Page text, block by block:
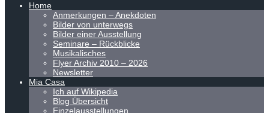
Home
Anmerkungen – Anekdoten
Bilder von unterwegs
Bilder einer Ausstellung
Seminare – Rückblicke
Musikalisches
Flyer Archiv 2010 – 2026
Newsletter
Mia Casa
Ich auf Wikipedia
Blog Übersicht
Einzelausstellungen